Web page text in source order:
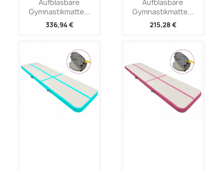
Aufblasbare
Gymnastikmatte...
336,94 €
Aufblasbare
Gymnastikmatte...
215,28 €